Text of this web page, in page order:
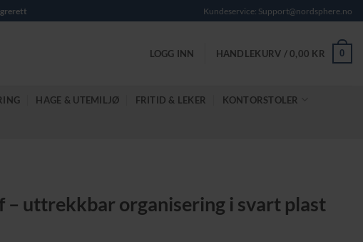
Kundeservice: Support@nordsphere.no
LOGG INN HANDLEKURV /0,00 KR 0
HAGE & UTEMILJØ FRITID & LEKER KONTORSTOLER
uttrekkbar organisering i svart plast